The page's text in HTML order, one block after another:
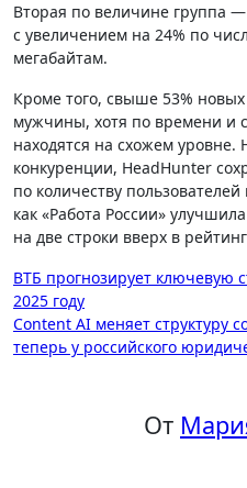
Вторая по величине группа
с увеличением на 24% по
мегабайтам.
Кроме того, свыше 53% новых
мужчины, хотя по времени и
находятся на схожем уровне.
конкуренции, HeadHunter
по количеству
как «Работа России»
на две строки вверх в
Навигация
по
записям
ВТБ прогнозирует ключевую
2025 году
Content AI меняет структуру
теперь у российского
От